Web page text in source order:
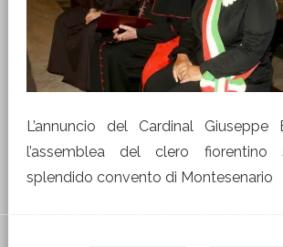
L’annuncio del Cardinal Giuseppe
l’assemblea del clero fiorentino
splendido convento di Montesenario